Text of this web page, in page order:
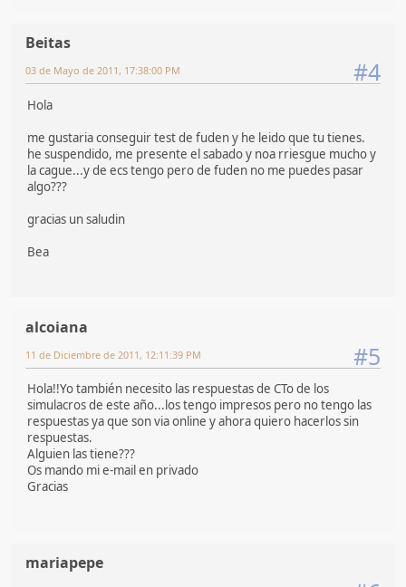
Beitas
#4
03 de Mayo de 2011, 17:38:00 PM
Hola
me gustaria conseguir test de fuden y he leido que tu tienes.
he suspendido, me presente el sabado y noa rriesgue mucho y
la cague...y de ecs tengo pero de fuden no me puedes pasar
algo???
gracias un saludin
Bea
alcoiana
#5
11 de Diciembre de 2011, 12:11:39 PM
Hola!!Yo también necesito las respuestas de CTo de los
simulacros de este año...los tengo impresos pero no tengo las
respuestas ya que son via online y ahora quiero hacerlos sin
respuestas.
Alguien las tiene???
Os mando mi e-mail en privado
Gracias
mariapepe